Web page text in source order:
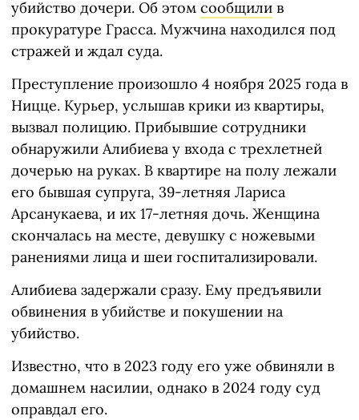
убийство дочери. Об этом сообщили в
прокуратуре Грасса. Мужчина находился под
стражей и ждал суда.
Преступление произошло 4 ноября 2025 года в
Ницце. Курьер, услышав крики из квартиры,
вызвал полицию. Прибывшие сотрудники
обнаружили Алибиева у входа с трехлетней
дочерью на руках. В квартире на полу лежали
его бывшая супруга, 39-летняя Лариса
Арсанукаева, и их 17-летняя дочь. Женщина
скончалась на месте, девушку с ножевыми
ранениями лица и шеи госпитализировали.
Алибиева задержали сразу. Ему предъявили
обвинения в убийстве и покушении на
убийство.
Известно, что в 2023 году его уже обвиняли в
домашнем насилии, однако в 2024 году суд
оправдал его.